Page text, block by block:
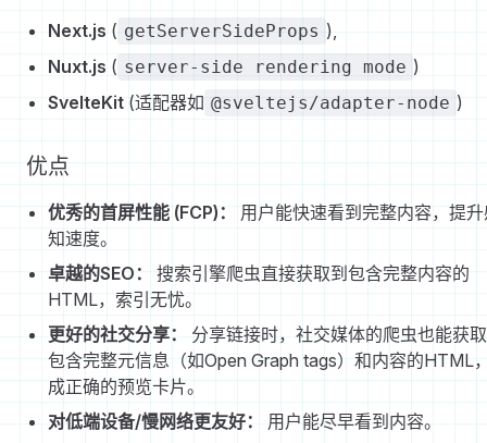
Next.js ( getServerSideProps ),
Nuxt.js ( server-side rendering mode )
SvelteKit (适配器如 @sveltejs/adapter-node )
优点
优秀的首屏性能 (FCP)：
用户能快速看到完整内容，提
知速度。
卓越的SEO：
搜索引擎爬虫直接获取到包含完整内容的
HTML，索引无忧。
更好的社交分享：
分享链接时，社交媒体的爬虫也能获
包含完整元信息（如Open Graph tags）和内容的HTML
成正确的预览卡片。
对低端设备/慢网络更友好：
用户能尽早看到内容。